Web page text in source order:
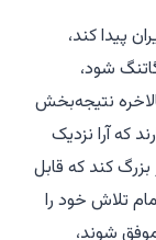
پیدا کند،
شود،
نتیجه‌بخش
که آرا نزدیک
کند که قابل
تلاش خود را
شوند،